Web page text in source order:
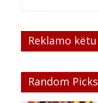
Reklamo këtu
Random Picks